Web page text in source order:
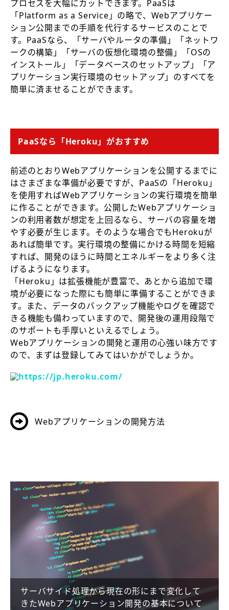
プロセスを大幅にカットできます。PaaSは
「Platform as a Service」の略で、Webアプリケー
ション公開までの手順を代行するサービスのことで
す。PaaSなら、「サーバやルータの準備」「ネットワ
ークの構築」「サーバの仮想化環境の整備」「OSの
インストール」「データベースのセットアップ」「ア
プリケーション実行環境のセットアップ」のすべてを
簡単に済ませることができます。
PaaSなら「Heroku」がおすすめ
前述のとおりWebアプリケーションを公開するまでに
はさまざまな準備が必要ですが、PaaSの「Heroku」
を使用すればWebアプリケーションの実行環境を簡単
に作ることができます。公開したWebアプリケーショ
ンの利用者数が想定を上回るなら、サーバの容量を増
やす必要が生じます。そのような場合でもHerokuが
あれば簡単です。実行環境の整備にかける時間を短縮
すれば、開発のほうに時間とエネルギーをより多く注
げるようになります。
「Heroku」は拡張機能が豊富で、あとから追加で環
境が必要になった際にも簡単に準備することができま
す。また、データのバックアップ機能やログを確認で
きる機能も備わっていますので、開発後の運用段階で
のサポートも手厚いといえるでしょう。
Webアプリケーションの開発と運用の心強い味方です
ので、まずは登録してみてはいかがでしょうか。
Webアプリケーションの開発方法
サーバサイド処理から現在の形にまで変化して
きたWebアプリケーション開発の基本について